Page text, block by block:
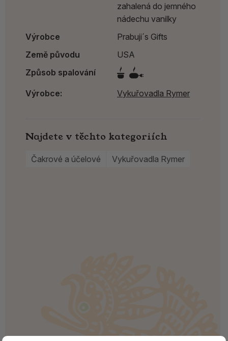
zahalená do jemného
nádechu vanilky
Výrobce
Prabuji´s Gifts
Země původu
USA
Způsob spalování
Výrobce: Vykuřovadla Rymer
Najdete v těchto kategoriích
Čakrové a účelové Vykuřovadla Rymer